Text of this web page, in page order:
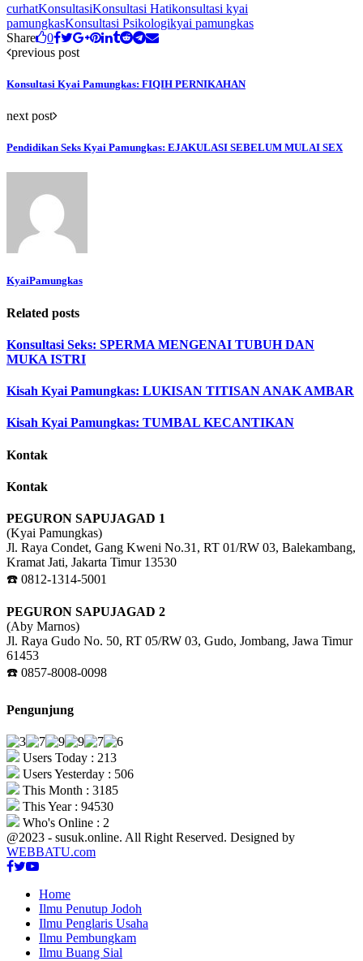
curhatKonsultasiKonsultasi Hatikonsultasi kyai
pamungkasKonsultasi Psikologikyai pamungkas
Share
0
previous post
Konsultasi Kyai Pamungkas: FIQIH PERNIKAHAN
next post
Pendidikan Seks Kyai Pamungkas: EJAKULASI SEBELUM MULAI SEX
KyaiPamungkas
Related posts
Konsultasi Seks: SPERMA MENGENAI TUBUH DAN
MUKA ISTRI
Kisah Kyai Pamungkas: LUKISAN TITISAN ANAK AMBAR
Kisah Kyai Pamungkas: TUMBAL KECANTIKAN
Kontak
Kontak
PEGURON SAPUJAGAD 1
(Kyai Pamungkas)
Jl. Raya Condet, Gang Kweni No.31, RT 01/RW 03, Balekambang,
Kramat Jati, Jakarta Timur 13530
☎️ 0812-1314-5001
PEGURON SAPUJAGAD 2
(Aby Marnos)
Jl. Raya Gudo No. 50, RT 05/RW 03, Gudo, Jombang, Jawa Timur
61453
☎️ 0857-8008-0098
Pengunjung
Users Today : 213
Users Yesterday : 506
This Month : 3185
This Year : 94530
Who's Online : 2
@2023 - susuk.online. All Right Reserved. Designed by
WEBBATU.com
Facebook
Twitter
Youtube
Home
Ilmu Penutup Jodoh
Ilmu Penglaris Usaha
Ilmu Pembungkam
Ilmu Buang Sial